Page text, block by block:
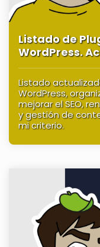
Listado de
WordPress.
Listado
WordPress,
mejorar el SEO,
y gestión de
mi criterio.